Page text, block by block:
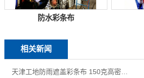
防水彩条布
相关新闻
天津工地防雨遮盖彩条布 150克高密度 基建施工防尘防水